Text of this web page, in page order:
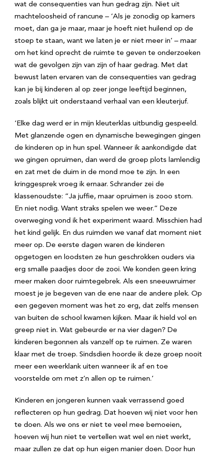
wat de consequenties van hun gedrag zijn. Niet uit
machteloosheid of rancune – ‘Als je zonodig op kamers
moet, dan ga je maar, maar je hoeft niet huilend op de
stoep te staan, want we laten je er niet meer in’ – maar
om het kind oprecht de ruimte te geven te onderzoeken
wat de gevolgen zijn van zijn of haar gedrag. Met dat
bewust laten ervaren van de consequenties van gedrag
kan je bij kinderen al op zeer jonge leeftijd beginnen,
zoals blijkt uit onderstaand verhaal van een kleuterjuf.
‘Elke dag werd er in mijn kleuterklas uitbundig gespeeld.
Met glanzende ogen en dynamische bewegingen gingen
de kinderen op in hun spel. Wanneer ik aankondigde dat
we gingen opruimen, dan werd de groep plots lamlendig
en zat met de duim in de mond moe te zijn. In een
kringgesprek vroeg ik ernaar. Schrander zei de
klassenoudste: “Ja juffie, maar opruimen is zooo stom.
En niet nodig. Want straks spelen we weer.” Deze
overweging vond ik het experiment waard. Misschien had
het kind gelijk. En dus ruimden we vanaf dat moment niet
meer op. De eerste dagen waren de kinderen
opgetogen en loodsten ze hun geschrokken ouders via
erg smalle paadjes door de zooi. We konden geen kring
meer maken door ruimtegebrek. Als een sneeuwruimer
moest je je begeven van de ene naar de andere plek. Op
een gegeven moment was het zo erg, dat zelfs mensen
van buiten de school kwamen kijken. Maar ik hield vol en
greep niet in. Wat gebeurde er na vier dagen? De
kinderen begonnen als vanzelf op te ruimen. Ze waren
klaar met de troep. Sindsdien hoorde ik deze groep nooit
meer een weerklank uiten wanneer ik af en toe
voorstelde om met z’n allen op te ruimen.’
Kinderen en jongeren kunnen vaak verrassend goed
reflecteren op hun gedrag. Dat hoeven wij niet voor hen
te doen. Als we ons er niet te veel mee bemoeien,
hoeven wij hun niet te vertellen wat wel en niet werkt,
maar zullen ze dat op hun eigen manier doen. Door hun